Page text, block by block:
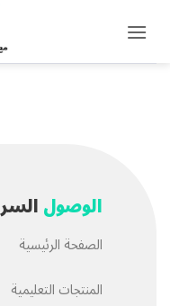
الوصول
الصفحة الرئيسية
المنتجات التعليمية